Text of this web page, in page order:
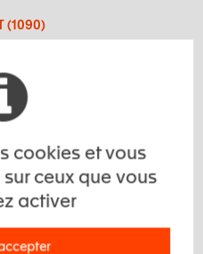
(1090)
de devis
cookies et vous
ceux que vous
activer